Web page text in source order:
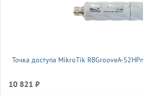
Точка доступа MikroTik RBGrooveA-
10 821 ₽